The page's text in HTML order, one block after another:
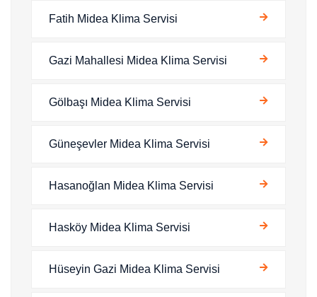
Fatih Midea Klima Servisi
Gazi Mahallesi Midea Klima Servisi
Gölbaşı Midea Klima Servisi
Güneşevler Midea Klima Servisi
Hasanoğlan Midea Klima Servisi
Hasköy Midea Klima Servisi
Hüseyin Gazi Midea Klima Servisi